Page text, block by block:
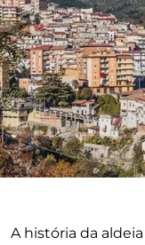
A história da